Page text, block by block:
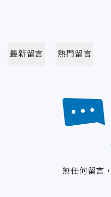
最新留言 熱門留言
無任何留言